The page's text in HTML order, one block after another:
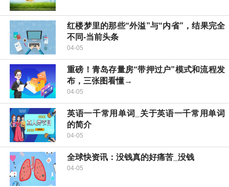
红楼梦里的那些“外溢”与“内省”，结果完全
不同-当前头条
04-05
重磅！青岛存量房“带押过户”模式和流程发
布，三张图看懂→
04-05
英语一千常用单词_关于英语一千常用单词
的简介
04-05
全球快资讯：没钱真的好痛苦_没钱
04-05